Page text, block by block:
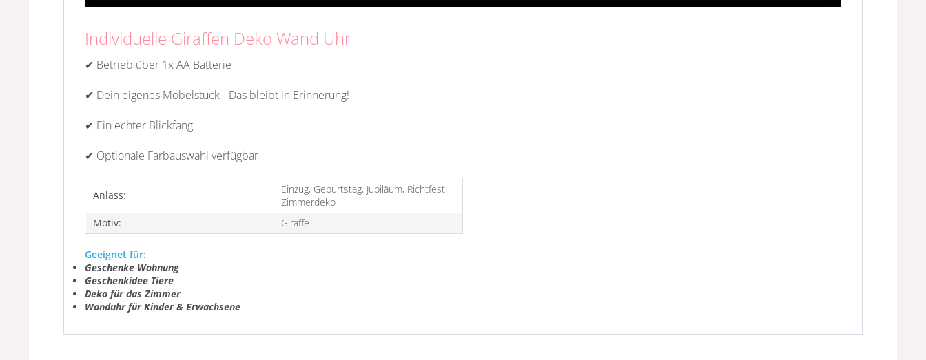
Individuelle Giraffen Deko Wand Uhr
✔ Betrieb über 1x AA Batterie
✔ Dein eigenes Möbelstück - Das bleibt in Erinnerung!
✔ Ein echter Blickfang
✔ Optionale Farbauswahl verfügbar
Anlass:
Einzug, Geburtstag, Jubiläum, Richtfest,
Zimmerdeko
Motiv:
Giraffe
Geeignet für:
Geschenke Wohnung
Geschenkidee Tiere
Deko für das Zimmer
Wanduhr für Kinder & Erwachsene